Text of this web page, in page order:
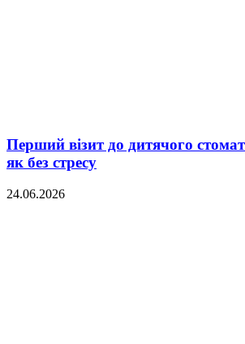
Перший візит до дитячого
як без стресу
24.06.2026